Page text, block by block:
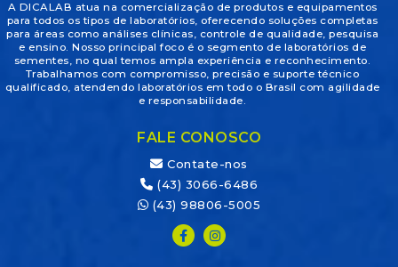
A DICALAB atua na comercialização de produtos e equipamentos
para todos os tipos de laboratórios, oferecendo soluções completas
para áreas como análises clínicas, controle de qualidade, pesquisa
e ensino. Nosso principal foco é o segmento de laboratórios de
sementes, no qual temos ampla experiência e reconhecimento.
Trabalhamos com compromisso, precisão e suporte técnico
qualificado, atendendo laboratórios em todo o Brasil com agilidade
e responsabilidade.
FALE CONOSCO
Contate-nos
(43) 3066-6486
(43) 98806-5005